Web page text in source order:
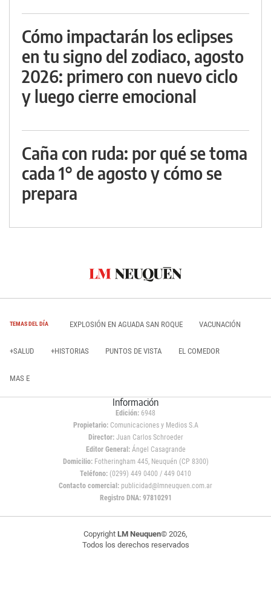
Cómo impactarán los eclipses
en tu signo del zodiaco, agosto
2026: primero con nuevo ciclo
y luego cierre emocional
Caña con ruda: por qué se toma
cada 1° de agosto y cómo se
prepara
TEMAS DEL DÍA EXPLOSIÓN EN AGUADA SAN ROQUE VACUNACIÓN
+SALUD +HISTORIAS PUNTOS DE VISTA EL COMEDOR
MAS E
Información
Edición: 6948
Propietario:Comunicaciones y Medios S.A
Director: Juan Carlos Schroeder
Editor General:Ángel Casagrande
Domicilio:Fotheringham 445, Neuquén (CP 8300)
Teléfono: (0299) 449 0400 / 449 0410
Contacto comercial: publicidad@lmneuquen.com.ar
Registro DNA: 97810291
Copyright LM Neuquen© 2026,
Todos los derechos reservados